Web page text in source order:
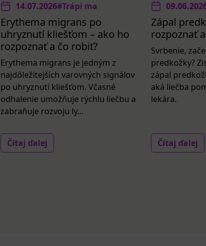
14.07.2026#Trápi ma
Erythema migrans po
uhryznutí kliešťom – ako ho
rozpoznať a čo robiť?
Erythema migrans je jedným z
najdôležitejších varovných signálov
po uhryznutí kliešťom. Včasné
odhalenie umožňuje rýchlu liečbu a
zabraňuje rozvoju ly...
Čítaj ďalej
Zápal
rozpoznať
Svrbenie,
predkožky?
zápal
aká liečba
lekára.
Čítaj ďalej